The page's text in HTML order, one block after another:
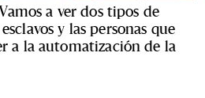
a ver dos tipos de
y las personas que
a la automatización de la